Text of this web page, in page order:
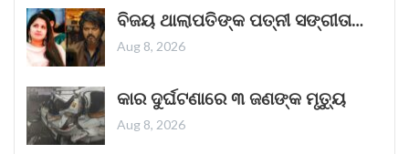
କୁର୍ଣ୍ଣୁଲ୍ ବସ୍ ଅଗ୍ନିକାଣ୍ଡ ଘଟଣାରେ ଏକ
ଗୁରୁତ୍ୱପୂର୍ଣ୍ଣ ଖୁଲାସା।
ଶୁକ୍ରବାର ସକାଳେ ଆନ୍ଧ୍ରପ୍ରଦେଶର କୁର୍ଣ୍ଣୁଲରେ
ଏକ ବସ୍‌ରେ ନିଆଁ ଲାଗିଯିବାରୁ ୨୦ ଜଣ ପୋଡ଼ି
ମୃତ୍ୟୁବରଣ କରିଛନ୍ତି। ଏହି ଦୁଃଖଦ ଦୁର୍ଘଟଣା ସମଗ୍ର
ଦେଶକୁ ମର୍ମାହତ କରିଛି।
ବିଜୟ ଥାଲାପତିଙ୍କ ପତ୍ନୀ ସଙ୍ଗୀତା…
Aug 8, 2026
କାର ଦୁର୍ଘଟଣାରେ ୩ ଜଣଙ୍କ ମୃତ୍ୟୁ
Aug 8, 2026